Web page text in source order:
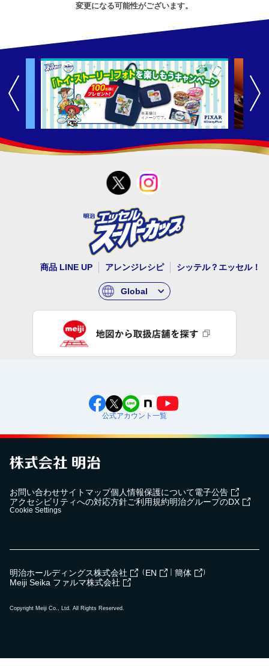
変更になる可能性がございます。
商品 LINE UP アレンジレシピ シッテル？エッセル！
Global
公式アカウント一覧
お問い合わせサイトマップ個人情報保護について電子公告
アクセシビリティへの対応方針ご利用規約明治グループのDX
Cookie Settings
明治ホールディングス株式会社 （ EN 簡体 ）
Meiji Seika ファルマ株式会社
Copyright Meiji Co., Ltd. All Rights Reserved.